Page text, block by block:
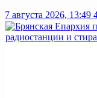
7 августа 2026, 13:49